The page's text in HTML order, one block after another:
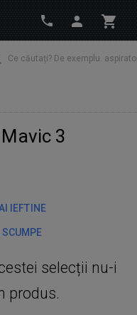
3
IEFTINE
SCUMPE
selecții nu-i
produs.